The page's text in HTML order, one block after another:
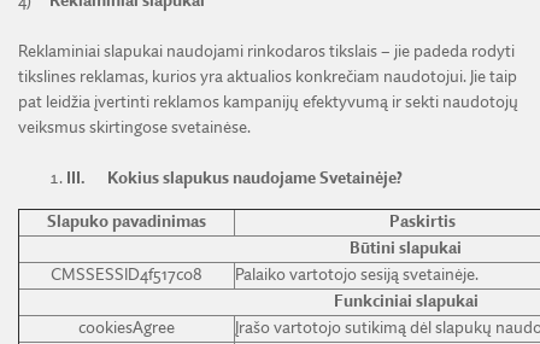
Reklaminiai slapukai naudojami rinkodaros tikslais – jie padeda rodyti
tikslines reklamas, kurios yra aktualios konkrečiam naudotojui. Jie taip
pat leidžia įvertinti reklamos kampanijų efektyvumą ir sekti naudotojų
veiksmus skirtingose svetainėse.
III. Kokius slapukus naudojame Svetainėje?
Slapuko pavadinimas
Paskirtis
Būtini slapukai
CMSSESSID4f517c08
Palaiko vartotojo sesiją svetainėje.
Funkciniai slapukai
cookiesAgree
Įrašo vartotojo sutikimą dėl slapukų